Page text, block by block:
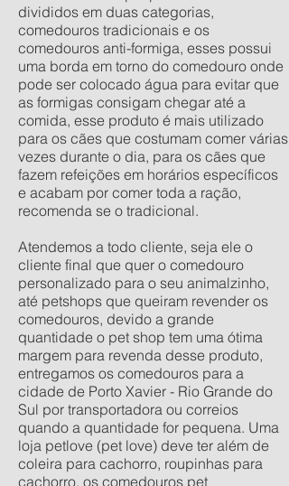
divididos em duas categorias,
comedouros tradicionais e os
comedouros anti-formiga, esses possui
uma borda em torno do comedouro onde
pode ser colocado água para evitar que
as formigas consigam chegar até a
comida, esse produto é mais utilizado
para os cães que costumam comer várias
vezes durante o dia, para os cães que
fazem refeições em horários específicos
e acabam por comer toda a ração,
recomenda se o tradicional.
Atendemos a todo cliente, seja ele o
cliente final que quer o comedouro
personalizado para o seu animalzinho,
até petshops que queiram revender os
comedouros, devido a grande
quantidade o pet shop tem uma ótima
margem para revenda desse produto,
entregamos os comedouros para a
cidade de Porto Xavier - Rio Grande do
Sul por transportadora ou correios
quando a quantidade for pequena. Uma
loja petlove (pet love) deve ter além de
coleira para cachorro, roupinhas para
cachorro, os comedouros pet